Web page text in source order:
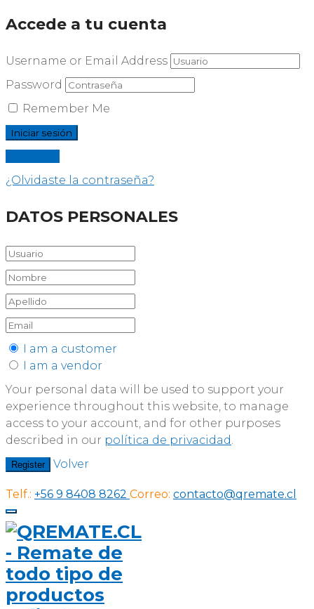
Accede a tu cuenta
Username or Email Address
Password
Remember Me
¿Olvidaste la contraseña?
DATOS PERSONALES
I am a customer
I am a vendor
Your personal data will be used to support your
experience throughout this website, to manage
access to your account, and for other purposes
described in our política de privacidad.
Register Volver
Telf.: +56 9 8408 8262 Correo: contacto@qremate.cl